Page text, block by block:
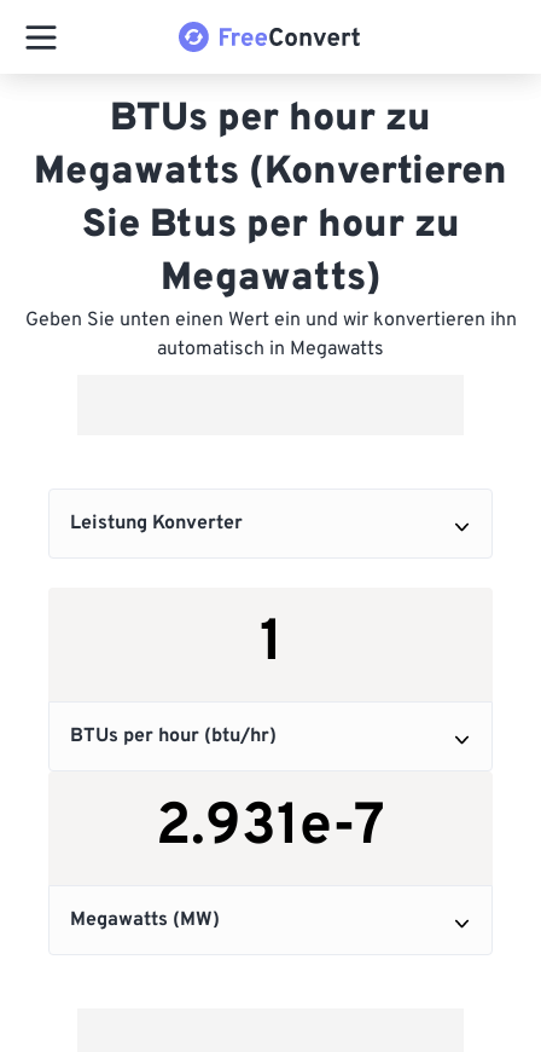
BTUs per hour zu
Megawatts (Konvertieren
Sie Btus per hour zu
Megawatts)
Geben Sie unten einen Wert ein und wir konvertieren ihn
automatisch in Megawatts